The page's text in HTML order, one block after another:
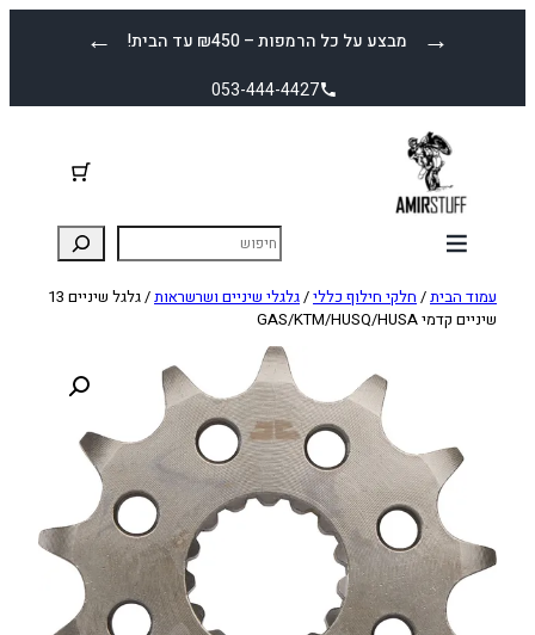
← מבצע על כל הרמפות – ₪450 עד הבית! →
053-444-4427
עמוד הבית/ חלקי חילוף כללי/גלגלי שיניים ושרשראות
/ גלגל שיניים 13
שיניים קדמי GAS/KTM/HUSQ/HUSA